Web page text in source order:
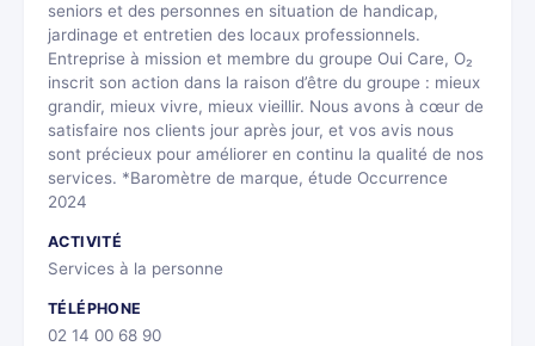
seniors et des personnes en situation de handicap,
jardinage et entretien des locaux professionnels.
Entreprise à mission et membre du groupe Oui Care, O₂
inscrit son action dans la raison d’être du groupe : mieux
grandir, mieux vivre, mieux vieillir. Nous avons à cœur de
satisfaire nos clients jour après jour, et vos avis nous
sont précieux pour améliorer en continu la qualité de nos
services. *Baromètre de marque, étude Occurrence
2024
ACTIVITÉ
Services à la personne
TÉLÉPHONE
02 14 00 68 90